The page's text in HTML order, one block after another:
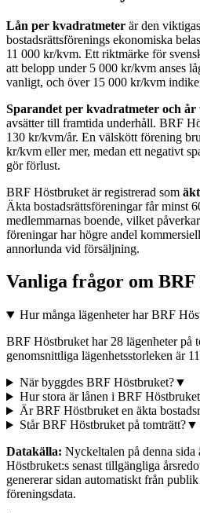
Lån per kvadratmeter är den
bostadsrättsförenings ekonomiska
11 000 kr/kvm. Ett riktmärke för
att belopp under 5 000 kr/kvm anses
vanligt, och över 15 000 kr/kvm
Sparandet per kvadratmeter och år
avsätter till framtida underhåll. BRF
130 kr/kvm/år. En välskött förening
kr/kvm eller mer, medan ett negativt
gör förlust.
BRF Höstbruket är registrerad som
Äkta bostadsrättsföreningar får minst
medlemmarnas boende, vilket
föreningar har högre andel
annorlunda vid försäljning.
Vanliga frågor om
Hur många lägenheter har BRF
BRF Höstbruket har 28 lägenheter på
genomsnittliga lägenhetsstorleken är
När byggdes BRF Höstbruket?▼
Hur stora är lånen i BRF
Är BRF Höstbruket en äkta
Står BRF Höstbruket på tomträtt?▼
Datakälla: Nyckeltalen på denna sida
Höstbruket:s senast tillgängliga
genererar sidan automatiskt från
föreningsdata.